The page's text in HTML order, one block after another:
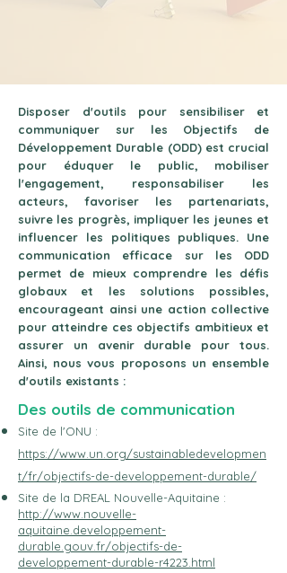
Disposer d'outils pour sensibiliser et
communiquer sur les Objectifs de
Développement Durable (ODD) est crucial
pour éduquer le public, mobiliser
l'engagement, responsabiliser les
acteurs, favoriser les partenariats,
suivre les progrès, impliquer les jeunes et
influencer les politiques publiques. Une
communication efficace sur les ODD
permet de mieux comprendre les défis
globaux et les solutions possibles,
encourageant ainsi une action collective
pour atteindre ces objectifs ambitieux et
assurer un avenir durable pour tous.
Ainsi, nous vous proposons un ensemble
d'outils existants :
Des outils de communication
Site de l'ONU :
https://www.un.org/sustainabledevelopmen
t/fr/objectifs-de-developpement-durable/
Site de la DREAL Nouvelle-Aquitaine :
http://www.nouvelle-
aquitaine.developpement-
durable.gouv.fr/objectifs-de-
developpement-durable-r4223.html